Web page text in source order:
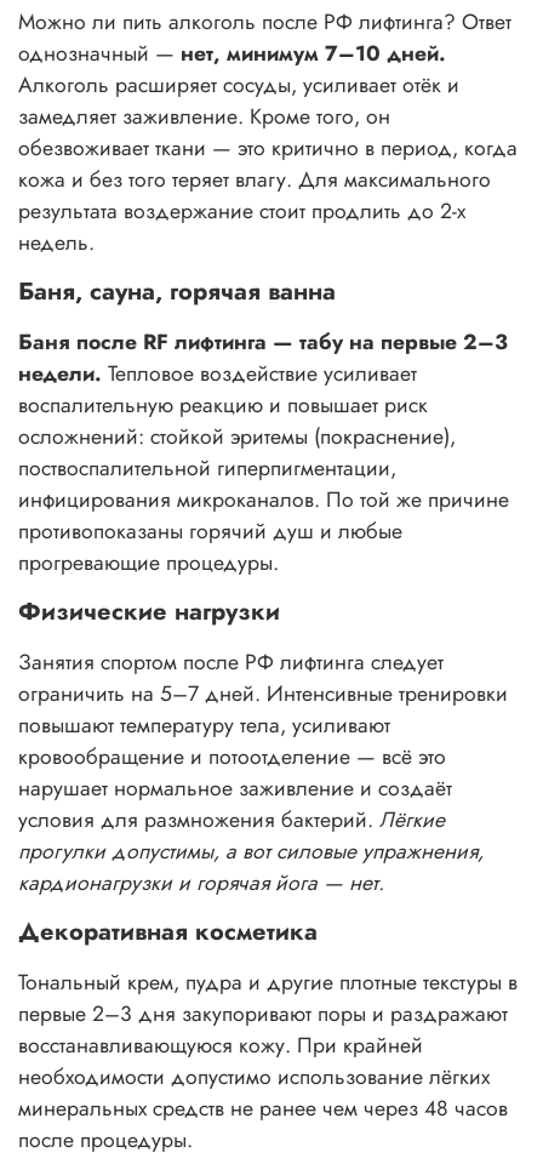
Можно ли пить алкоголь после РФ лифтинга? Ответ
однозначный — нет, минимум 7–10 дней.
Алкоголь расширяет сосуды, усиливает отёк и
замедляет заживление. Кроме того, он
обезвоживает ткани — это критично в период, когда
кожа и без того теряет влагу. Для максимального
результата воздержание стоит продлить до 2-х
недель.
Баня, сауна, горячая ванна
Баня после RF лифтинга — табу на первые 2–3
недели. Тепловое воздействие усиливает
воспалительную реакцию и повышает риск
осложнений: стойкой эритемы (покраснение),
поствоспалительной гиперпигментации,
инфицирования микроканалов. По той же причине
противопоказаны горячий душ и любые
прогревающие процедуры.
Физические нагрузки
Занятия спортом после РФ лифтинга следует
ограничить на 5–7 дней. Интенсивные тренировки
повышают температуру тела, усиливают
кровообращение и потоотделение — всё это
нарушает нормальное заживление и создаёт
условия для размножения бактерий. Лёгкие
прогулки допустимы, а вот силовые упражнения,
кардионагрузки и горячая йога — нет.
Декоративная косметика
Тональный крем, пудра и другие плотные текстуры в
первые 2–3 дня закупоривают поры и раздражают
восстанавливающуюся кожу. При крайней
необходимости допустимо использование лёгких
минеральных средств не ранее чем через 48 часов
после процедуры.